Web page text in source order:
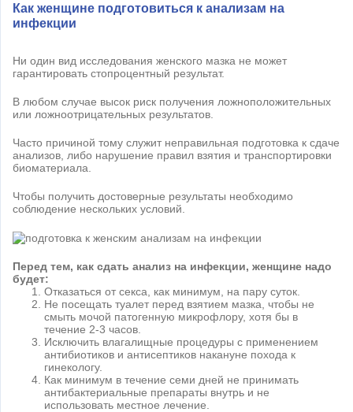
Как женщине подготовиться к анализам на
инфекции
Ни один вид исследования женского мазка не может
гарантировать стопроцентный результат.
В любом случае высок риск получения ложноположительных
или ложноотрицательных результатов.
Часто причиной тому служит неправильная подготовка к сдаче
анализов, либо нарушение правил взятия и транспортировки
биоматериала.
Чтобы получить достоверные результаты необходимо
соблюдение нескольких условий.
Перед тем, как сдать анализ на инфекции, женщине надо
будет:
Отказаться от секса, как минимум, на пару суток.
Не посещать туалет перед взятием мазка, чтобы не
смыть мочой патогенную микрофлору, хотя бы в
течение 2-3 часов.
Исключить влагалищные процедуры с применением
антибиотиков и антисептиков накануне похода к
гинекологу.
Как минимум в течение семи дней не принимать
антибактериальные препараты внутрь и не
использовать местное лечение.